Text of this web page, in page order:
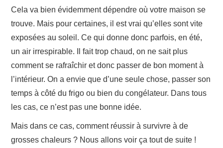
Cela va bien évidemment dépendre où votre maison se
trouve. Mais pour certaines, il est vrai qu’elles sont vite
exposées au soleil. Ce qui donne donc parfois, en été,
un air irrespirable. Il fait trop chaud, on ne sait plus
comment se rafraîchir et donc passer de bon moment à
l’intérieur. On a envie que d’une seule chose, passer son
temps à côté du frigo ou bien du congélateur. Dans tous
les cas, ce n’est pas une bonne idée.
Mais dans ce cas, comment réussir à survivre à de
grosses chaleurs ? Nous allons voir ça tout de suite !